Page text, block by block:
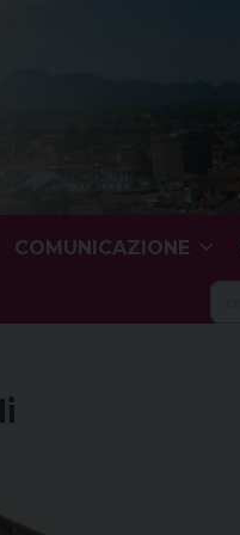
COMUNICAZIONE